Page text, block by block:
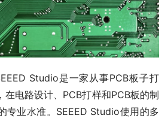
Studio是一家从事PCB板子打
在电路设计、PCB打样和PCB板的制
专业水准。SEEED Studio使用的多